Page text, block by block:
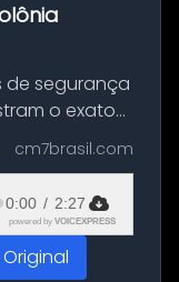
de segurança
o exato
da
O crime
cm7brasil.com
0:00 / 2:27
powered by VOICEXPRESS